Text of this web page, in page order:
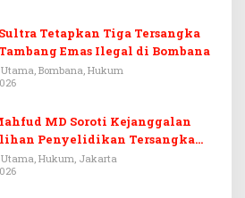
Tetapkan Tiga Tersangka
Emas Ilegal di Bombana
Bombana, Hukum
MD Soroti Kejanggalan
Penyelidikan Tersangka
Utama, Hukum, Jakarta